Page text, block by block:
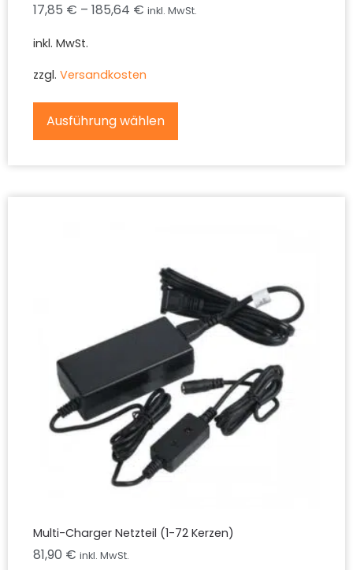
17,85 € – 185,64 € inkl. MwSt.
inkl. MwSt.
zzgl. Versandkosten
Ausführung wählen
Multi-Charger Netzteil (1-72 Kerzen)
81,90 € inkl. MwSt.